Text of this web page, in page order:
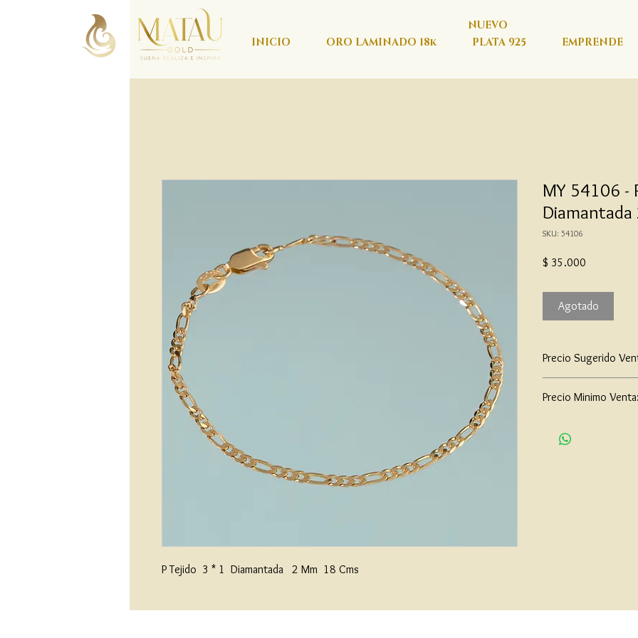
INICIO ORO LAMINADO 18k PLATA 925 EMPRENDE
NUEVO
P Tejido  3 * 1  Diamantada   2 Mm  18 Cms
MY 54106 -
SKU: 54106
$ 35.000
Agotado
Precio Sugerido
Precio Minimo Venta: